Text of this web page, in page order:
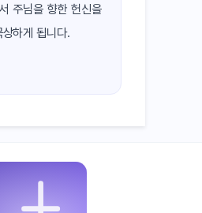
주님을 향한 헌신을
하게 됩니다.